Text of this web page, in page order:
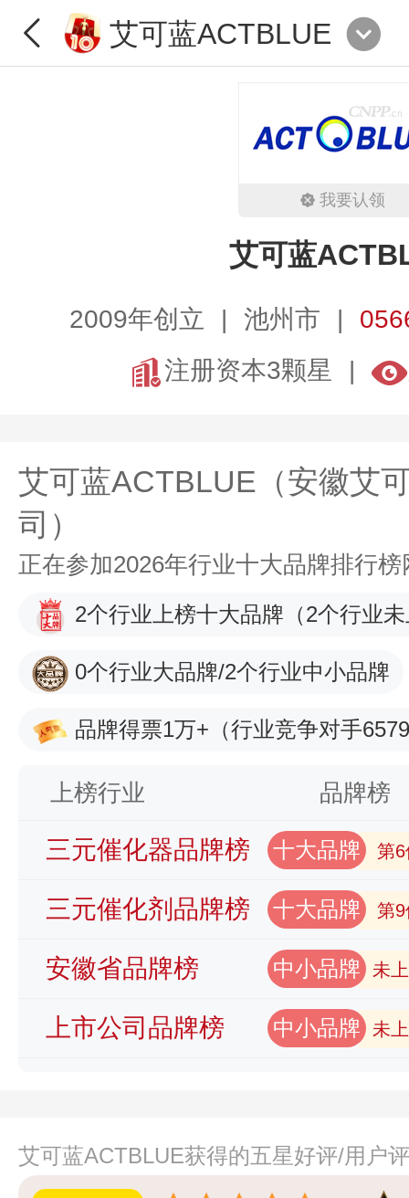
艾可蓝ACTBLUE
我要认领
艾可蓝
2009年创立 池州市
注册资本3颗星
艾可蓝ACTBLUE（安徽艾
司）
正在参加2026年行业十大品牌排行
2个行业上榜十大品牌 （2个行业
0个行业大品牌/2个行业中小品牌
品牌得票1万+ （行业竞争对手
上榜行业 品牌榜
三元催化器品牌榜 十大品牌 第6
三元催化剂品牌榜 十大品牌 第9
安徽省品牌榜 中小品牌 未
上市公司品牌榜 中小品牌 未
艾可蓝ACTBLUE获得的五星好评/用户